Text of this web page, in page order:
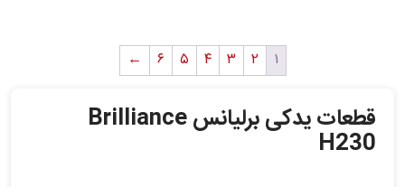
۱ ۲ ۳ ۴ ۵ ۶ ←
قطعات یدکی برلیانس Brilliance
H230